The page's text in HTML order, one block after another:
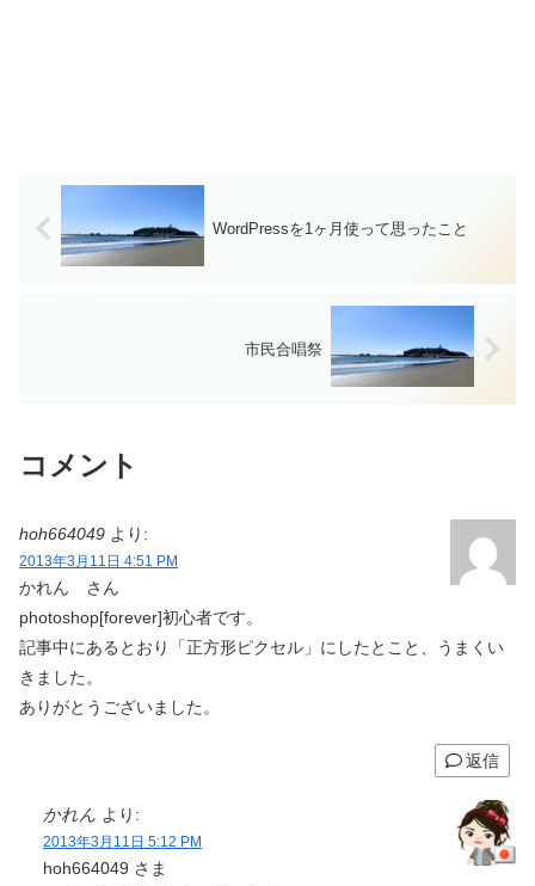
WordPressを1ヶ月使って思ったこと
市民合唱祭
コメント
hoh664049 より:
2013年3月11日 4:51 PM
かれん さん
photoshop[forever]初心者です。
記事中にあるとおり「正方形ピクセル」にしたとこと、うまくい
きました。
ありがとうございました。
返信
かれん より:
2013年3月11日 5:12 PM
hoh664049 さま